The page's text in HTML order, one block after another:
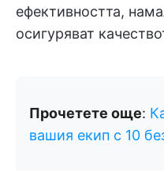
ефективността,
осигуряват
Прочетете още:
вашия екип с 10